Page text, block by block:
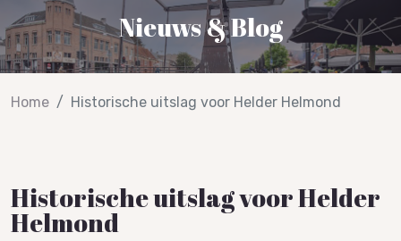
Nieuws & Blog
Home Historische uitslag voor Helder Helmond
Historische uitslag voor Helder
Helmond